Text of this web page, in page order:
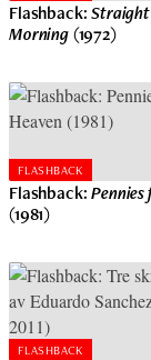
Flashback:
Morning(1972)
FLASHBACK
Flashback: Pennies
(1981)
FLASHBACK